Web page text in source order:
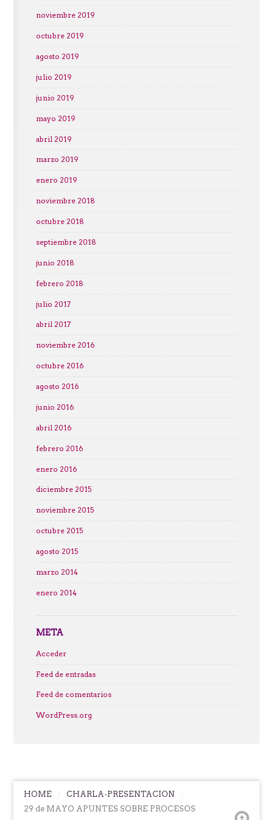
noviembre 2019
octubre 2019
agosto 2019
julio 2019
junio 2019
mayo 2019
abril 2019
marzo 2019
enero 2019
noviembre 2018
octubre 2018
septiembre 2018
junio 2018
febrero 2018
julio 2017
abril 2017
noviembre 2016
octubre 2016
agosto 2016
junio 2016
abril 2016
febrero 2016
enero 2016
diciembre 2015
noviembre 2015
octubre 2015
agosto 2015
marzo 2014
enero 2014
META
Acceder
Feed de entradas
Feed de comentarios
WordPress.org
HOME
CHARLA-PRESENTACION
29 de MAYO APUNTES SOBRE PROCESOS